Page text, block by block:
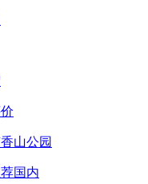
山公园
国内